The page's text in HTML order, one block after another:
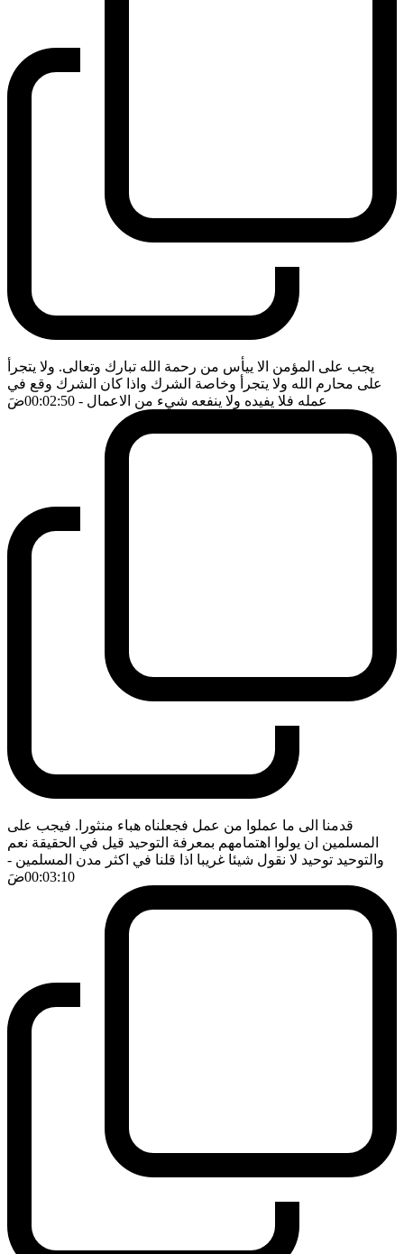
يجب على المؤمن الا ييأس من رحمة الله تبارك وتعالى. ولا يتجرأ
على محارم الله ولا يتجرأ وخاصة الشرك واذا كان الشرك وقع في
عمله فلا يفيده ولا ينفعه شيء من الاعمال - 00:02:50 ضَ
قدمنا الى ما عملوا من عمل فجعلناه هباء منثورا. فيجب على
المسلمين ان يولوا اهتمامهم بمعرفة التوحيد قيل في الحقيقة نعم
والتوحيد توحيد لا نقول شيئا غريبا اذا قلنا في اكثر مدن المسلمين -
00:03:10ضَ